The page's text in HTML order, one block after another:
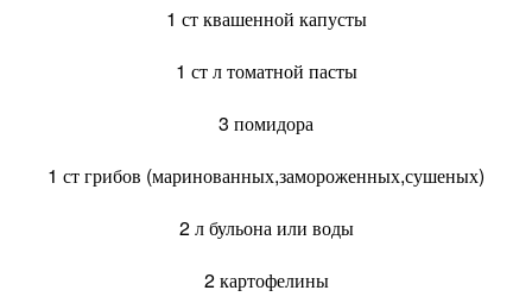
1 ст квашенной капусты
1 ст л томатной пасты
3 помидора
1 ст грибов (маринованных,замороженных,сушеных)
2 л бульона или воды
2 картофелины